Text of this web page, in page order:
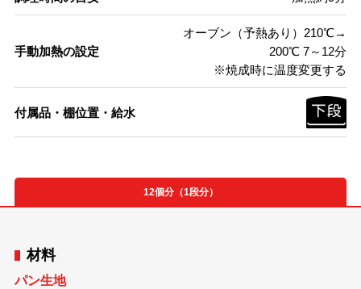
手動加熱の設定
オーブン（予熱あり）210℃→
200℃ 7～12分
※焼成時に温度変更する
付属品・棚位置・給水
12個分（1段分）
材料
パン生地